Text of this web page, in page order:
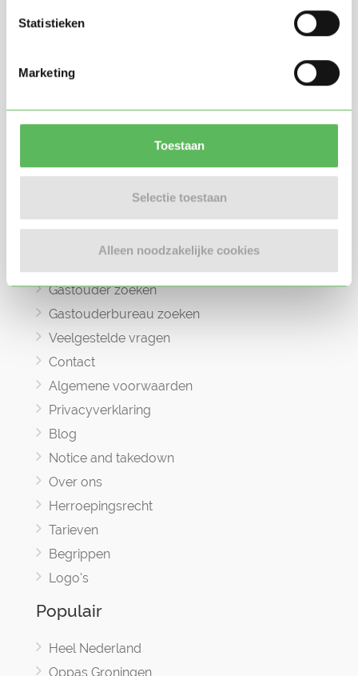
Statistieken
Marketing
Toestaan
Selectie toestaan
Alleen noodzakelijke cookies
in 2017, bedoeld om ouders, oppassers en
brengen.
Oppas zoeken
Gastouder zoeken
Gastouderbureau zoeken
Veelgestelde vragen
Contact
Algemene voorwaarden
Privacyverklaring
Blog
Notice and takedown
Over ons
Herroepingsrecht
Tarieven
Begrippen
Logo's
Populair
Heel Nederland
Oppas Groningen